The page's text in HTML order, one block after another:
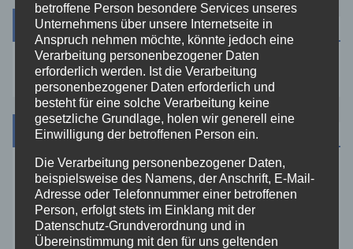
Suche
Kategorien
Aktuelles
Allgemein
betroffene Person besondere Services unseres
Unternehmens über unsere Internetseite in
Anspruch nehmen möchte, könnte jedoch eine
Verarbeitung personenbezogener Daten
erforderlich werden. Ist die Verarbeitung
personenbezogener Daten erforderlich und
besteht für eine solche Verarbeitung keine
gesetzliche Grundlage, holen wir generell eine
Einwilligung der betroffenen Person ein.
Die Verarbeitung personenbezogener Daten,
beispielsweise des Namens, der Anschrift, E-Mail-
Adresse oder Telefonnummer einer betroffenen
Person, erfolgt stets im Einklang mit der
Datenschutz-Grundverordnung und in
Übereinstimmung mit den für uns geltenden